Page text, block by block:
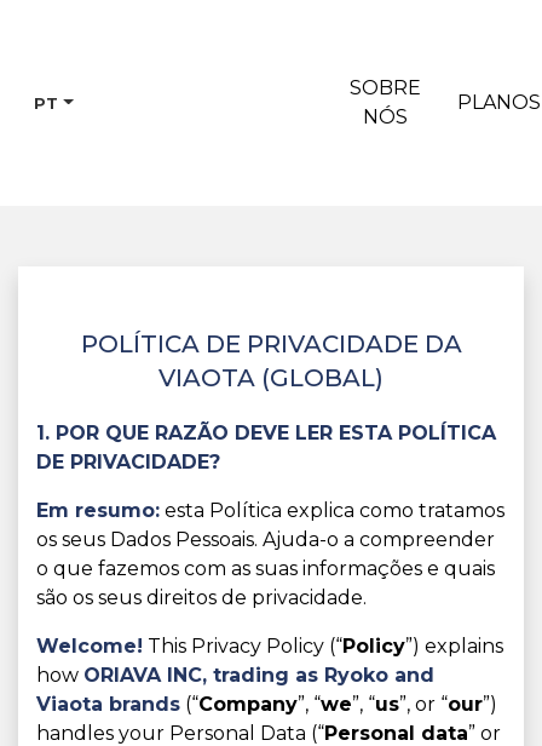
PT
SOBRE
NÓS
PLANOS
POLÍTICA DE PRIVACIDADE DA
VIAOTA (GLOBAL)
1. POR QUE RAZÃO DEVE LER ESTA POLÍTICA
DE PRIVACIDADE?
Em resumo: esta Política explica como tratamos
os seus Dados Pessoais. Ajuda-o a compreender
o que fazemos com as suas informações e quais
são os seus direitos de privacidade.
Welcome! This Privacy Policy (“Policy”) explains
how ORIAVA INC, trading as Ryoko and
Viaota brands (“Company”, “we”, “us”, or “our”)
handles your Personal Data (“Personal data” or